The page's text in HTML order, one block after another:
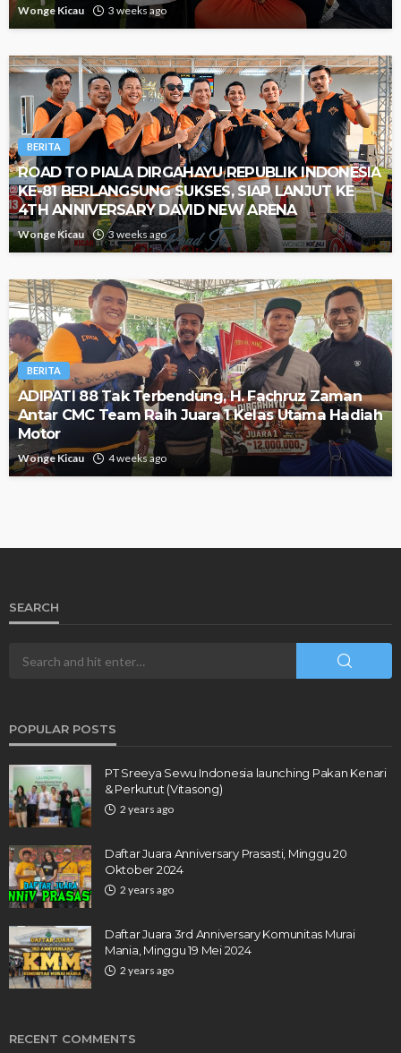
Wonge Kicau 3 weeks ago
BERITA
ROAD TO PIALA DIRGAHAYU REPUBLIK INDONESIA
KE-81 BERLANGSUNG SUKSES, SIAP LANJUT KE
4TH ANNIVERSARY DAVID NEW ARENA
Wonge Kicau 3 weeks ago
BERITA
ADIPATI 88 Tak Terbendung, H. Fachruz Zaman
Antar CMC Team Raih Juara 1 Kelas Utama Hadiah
Motor
Wonge Kicau 4 weeks ago
SEARCH
POPULAR POSTS
PT Sreeya Sewu Indonesia launching Pakan Kenari
& Perkutut (Vitasong)
2 years ago
Daftar Juara Anniversary Prasasti, Minggu 20
Oktober 2024
2 years ago
Daftar Juara 3rd Anniversary Komunitas Murai
Mania, Minggu 19 Mei 2024
2 years ago
RECENT COMMENTS